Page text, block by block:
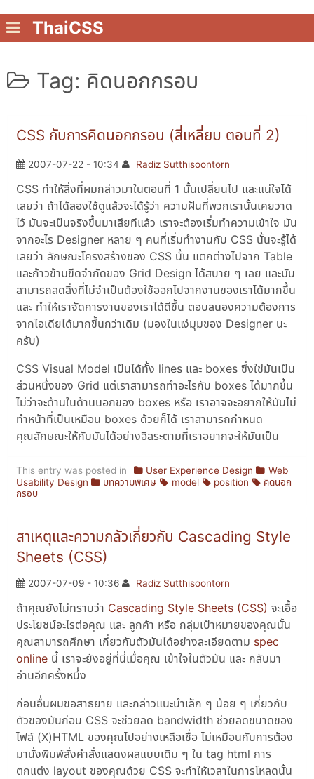
ThaiCSS
Tag: คิดนอกกรอบ
CSS กับการคิดนอกกรอบ (สี่เหลี่ยม ตอนที่ 2)
2007-07-22 - 10:34 Radiz Sutthisoontorn
CSS ทำให้สิ่งที่ผมกล่าวมาในตอนที่ 1 นั้นเปลี่ยนไป และแน่ใจได้
เลยว่า ถ้าได้ลองใช้ดูแล้วจะได้รู้ว่า ความฝันที่พวกเรานั้นเคยวาด
ไว้ มันจะเป็นจริงขึ้นมาเสียทีแล้ว เราจะต้องเริ่มทำความเข้าใจ มัน
จากอะไร Designer หลาย ๆ คนที่เริ่มทำงานกับ CSS นั้นจะรู้ได้
เลยว่า ลักษณะโครงสร้างของ CSS นั้น แตกต่างไปจาก Table
และก้าวข้ามขีดจำกัดของ Grid Design ได้สบาย ๆ เลย และมัน
สามารถลดสิ่งที่ไม่จำเป็นต้องใช้ออกไปจากงานของเราได้มากขึ้น
และ ทำให้เราจัดการงานของเราได้ดีขึ้น ตอบสนองความต้องการ
จากไอเดียได้มากขึ้นกว่าเดิม (มองในแง่มุมของ Designer นะ
ครับ)
CSS Visual Model เป็นได้ทั้ง lines และ boxes ซึ่งใช่มันเป็น
ส่วนหนึ่งของ Grid แต่เราสามารถทำอะไรกับ boxes ได้มากขึ้น
ไม่ว่าจะด้านในด้านนอกของ boxes หรือ เราอาจจะอยากให้มันไม่
ทำหน้าที่เป็นเหมือน boxes ด้วยก็ได้ เราสามารถกำหนด
คุณลักษณะให้กับมันได้อย่างอิสระตามที่เราอยากจะให้มันเป็น
This entry was posted in User Experience Design
Web
Usability Design
บทความพิเศษ model position
คิดนอก
กรอบ
สาเหตุและความกลัวเกี่ยวกับ Cascading Style
Sheets (CSS)
2007-07-09 - 10:36 Radiz Sutthisoontorn
ถ้าคุณยังไม่ทราบว่า Cascading Style Sheets (CSS)จะเอื้อ
ประโยชน์อะไรต่อคุณ และ ลูกค้า หรือ กลุ่มเป้าหมายของคุณนั้น
คุณสามารถศึกษา เกี่ยวกับตัวมันได้อย่างละเอียดตาม spec
online นี้ เราจะยังอยู่ที่นี่เมื่อคุณ เข้าใจในตัวมัน และ กลับมา
อ่านอีกครั้งหนึ่ง
ก่อนอื่นผมขอสาธยาย และกล่าวแนะนำเล็ก ๆ น้อย ๆ เกี่ยวกับ
ตัวของมันก่อน CSS จะช่วยลด bandwidth ช่วยลดขนาดของ
ไฟล์ (X)HTML ของคุณไปอย่างเหลือเชื่อ ไม่เหมือนกับการต้อง
มานั่งพิมพ์สั่งคำสั่งแสดงผลแบบเดิม ๆ ใน tag html การ
ตกแต่ง layout ของคุณด้วย CSS จะทำให้เวลาในการโหลดนั้น